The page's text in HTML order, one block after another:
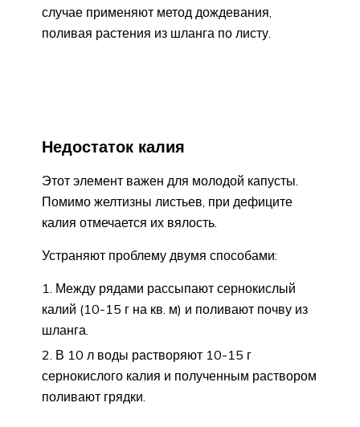
случае применяют метод дождевания,
поливая растения из шланга по листу.
Недостаток калия
Этот элемент важен для молодой капусты.
Помимо желтизны листьев, при дефиците
калия отмечается их вялость.
Устраняют проблему двумя способами:
Между рядами рассыпают сернокислый
калий (10-15 г на кв. м) и поливают почву из
шланга.
В 10 л воды растворяют 10-15 г
сернокислого калия и полученным раствором
поливают грядки.